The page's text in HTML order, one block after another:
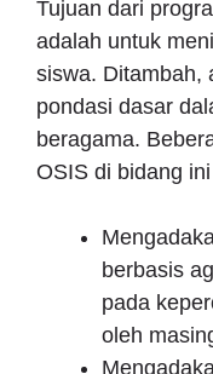
Tujuan dari
adalah untuk
siswa. Ditambah,
pondasi dasar
beragama.
OSIS di bidang
berbasis
pada
oleh